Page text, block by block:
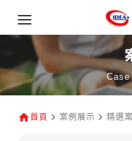
首頁 案例展示 精選